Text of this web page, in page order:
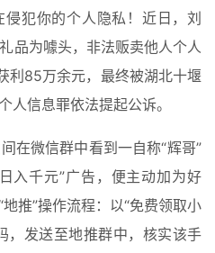
犯你的个人隐私！近日，刘
品为噱头，非法贩卖他人个人
利85万余元，最终被湖北十堰
人信息罪依法提起公诉。
在微信群中看到一自称“辉哥”
入千元”广告，便主动加为好
推”操作流程：以“免费领取小
，发送至地推群中，核实该手